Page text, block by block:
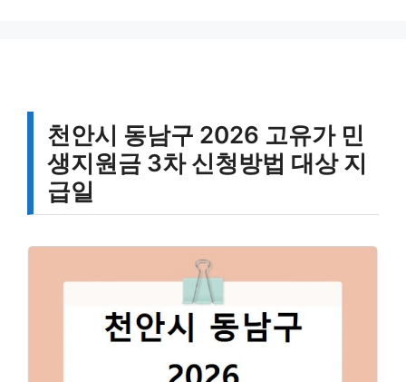
천안시 동남구 2026 고유가 민
생지원금 3차 신청방법 대상 지
급일